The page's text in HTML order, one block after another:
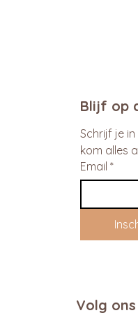
Blijf op
Schrijf je
kom alles
Email *
Volg